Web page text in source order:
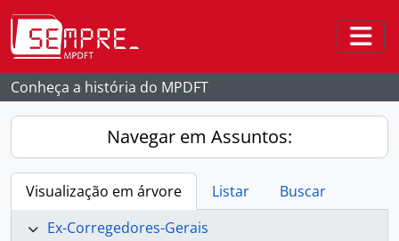
Skip to main content
Conheça a história do MPDFT
Navegar em Assuntos:
Visualização em árvore Listar
Buscar
Ex-Corregedores-Gerais